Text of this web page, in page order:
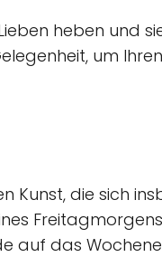
heben und
um
Kunst, die sich
auf das